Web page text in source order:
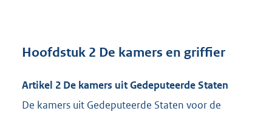
Hoofdstuk 2 De kamers en griffier
Artikel 2 De kamers uit Gedeputeerde Staten
De kamers uit Gedeputeerde Staten voor de